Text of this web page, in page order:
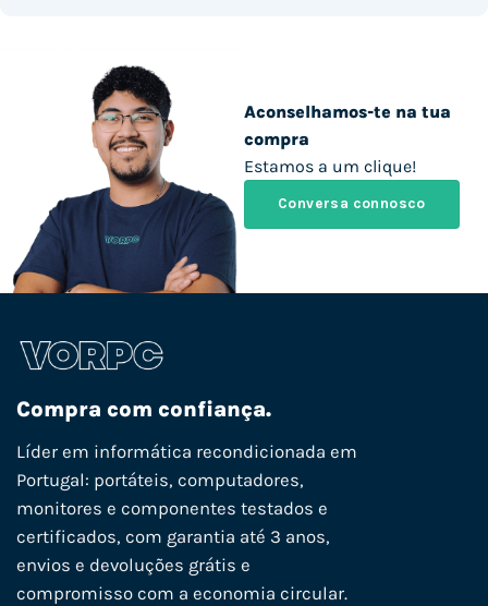
Aconselhamos-te na tua
compra
Estamos a um clique!
Conversa connosco
Compra com confiança.
Líder em informática recondicionada em
Portugal: portáteis, computadores,
monitores e componentes testados e
certificados, com garantia até 3 anos,
envios e devoluções grátis e
compromisso com a economia circular.